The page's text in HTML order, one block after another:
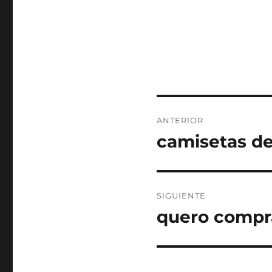
de
ANTERIOR
Entrada
camisetas
SIGUIENTE
Entrada
quero